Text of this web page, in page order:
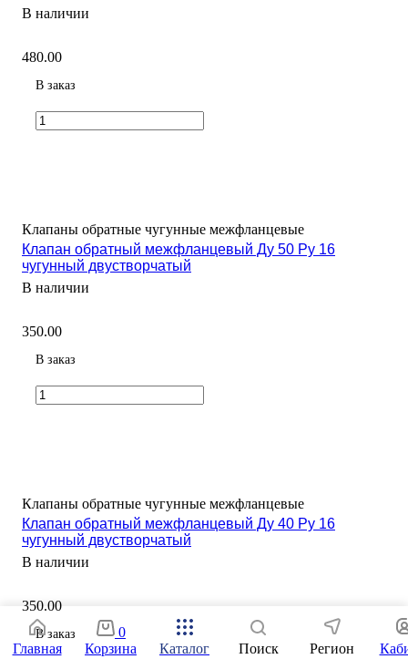
В наличии
480.00
В заказ
Клапаны обратные чугунные межфланцевые
Клапан обратный межфланцевый Ду 50 Ру 16
чугунный двустворчатый
В наличии
350.00
В заказ
Клапаны обратные чугунные межфланцевые
Клапан обратный межфланцевый Ду 40 Ру 16
чугунный двустворчатый
В наличии
350.00
В заказ
Главная
0
Корзина
Каталог Поиск Регион